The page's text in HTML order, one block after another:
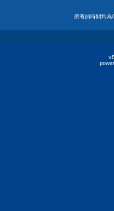
所有的時間均為